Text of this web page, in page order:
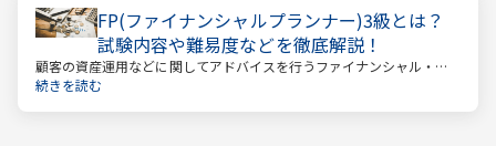
FP(ファイナンシャルプランナー)3級とは？
試験内容や難易度などを徹底解説！
顧客の資産運用などに関してアドバイスを行うファイナンシャル・プ
ランナー。このファイナンシャル・プランナーとして働くときに、大
続きを読む